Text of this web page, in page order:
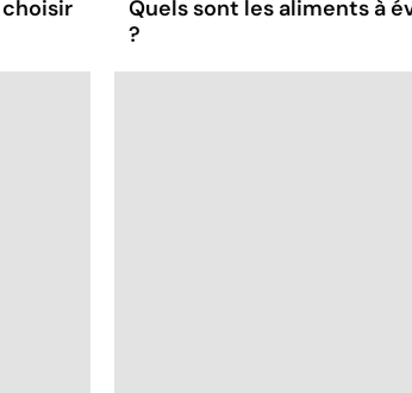
Quels sont les aliments à
?